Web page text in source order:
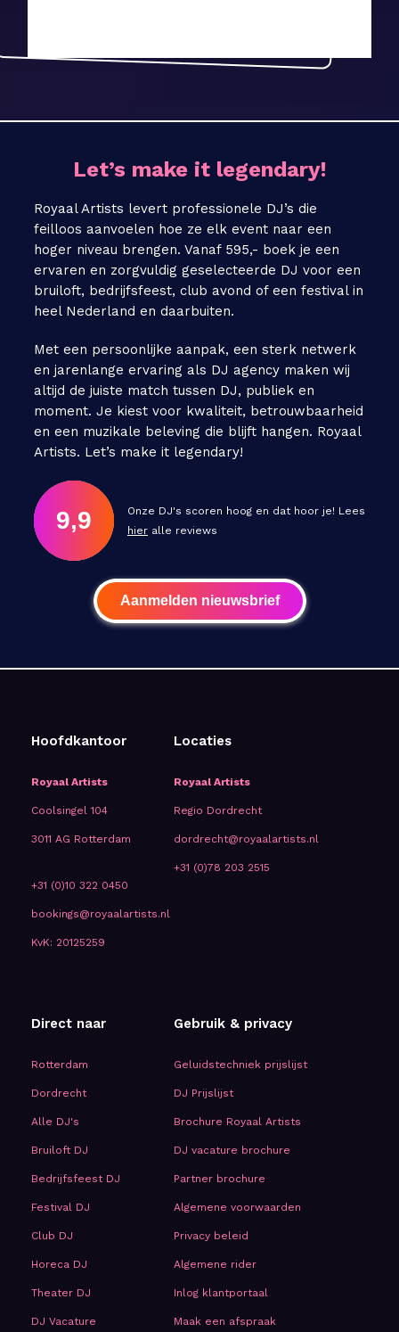
Let’s make it legendary!
Royaal Artists levert professionele DJ’s die
feilloos aanvoelen hoe ze elk event naar een
hoger niveau brengen. Vanaf 595,- boek je een
ervaren en zorgvuldig geselecteerde DJ voor een
bruiloft, bedrijfsfeest, club avond of een festival in
heel Nederland en daarbuiten.
Met een persoonlijke aanpak, een sterk netwerk
en jarenlange ervaring als DJ agency maken wij
altijd de juiste match tussen DJ, publiek en
moment. Je kiest voor kwaliteit, betrouwbaarheid
en een muzikale beleving die blijft hangen. Royaal
Artists. Let’s make it legendary!
9,9
Onze DJ's scoren hoog en dat hoor je! Lees
hieralle reviews
Aanmelden nieuwsbrief
Hoofdkantoor
Royaal Artists
Coolsingel 104
3011 AG Rotterdam
+31 (0)10 322 0450
bookings@royaalartists.nl
KvK: 20125259
Locaties
Royaal Artists
Regio Dordrecht
dordrecht@royaalartists.nl
+31 (0)78 203 2515
Direct naar
Rotterdam
Dordrecht
Alle DJ's
Bruiloft DJ
Bedrijfsfeest DJ
Festival DJ
Club DJ
Horeca DJ
Theater DJ
DJ Vacature
Gebruik & privacy
Geluidstechniek prijslijst
DJ Prijslijst
Brochure Royaal Artists
DJ vacature brochure
Partner brochure
Algemene voorwaarden
Privacy beleid
Algemene rider
Inlog klantportaal
Maak een afspraak